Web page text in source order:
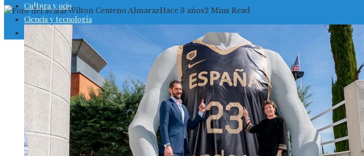
Cultura y ocio
Ciencia y tecnología
Responsabilidad social
Wilton Centeno AlmarazHace 3 años2 Mins Read